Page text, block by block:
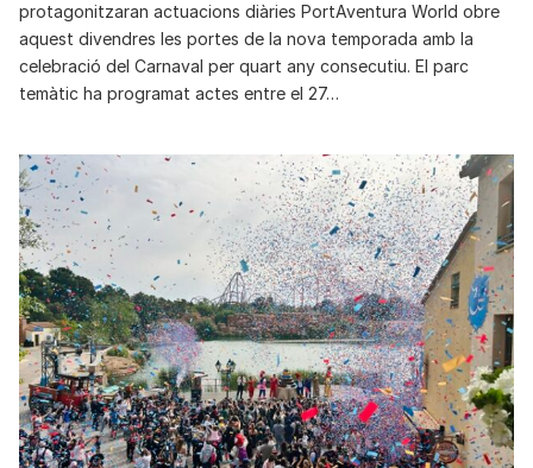
protagonitzaran actuacions diàries PortAventura World obre
aquest divendres les portes de la nova temporada amb la
celebració del Carnaval per quart any consecutiu. El parc
temàtic ha programat actes entre el 27…